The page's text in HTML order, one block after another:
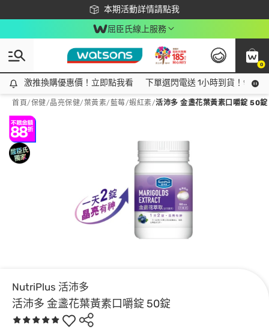
本期活動詳情請點我
下載app最高回饋$350
屈臣氏線上服務
0
激推換購優惠價！立即點我看
激推換購優惠價！立即點我看 下單選閃電送 1小時到貨！領神
首頁/保健/晶亮保健/葉黃素/藍莓/蝦紅素/活沛多 金盞花葉黃素口嚼錠 50錠
NutriPlus 活沛多
活沛多 金盞花葉黃素口嚼錠 50錠